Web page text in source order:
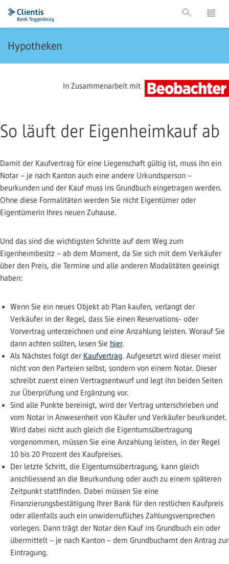
Hypotheken
In Zusammenarbeit mit
So läuft der Eigenheimkauf ab
Damit der Kaufvertrag für eine Liegenschaft gültig ist, muss ihn ein
Notar – je nach Kanton auch eine andere Urkundsperson –
beurkunden und der Kauf muss ins Grundbuch eingetragen werden.
Ohne diese Formalitäten werden Sie nicht Eigentümer oder
Eigentümerin Ihres neuen Zuhause.
Und das sind die wichtigsten Schritte auf dem Weg zum
Eigenheimbesitz – ab dem Moment, da Sie sich mit dem Verkäufer
über den Preis, die Termine und alle anderen Modalitäten geeinigt
haben:
Wenn Sie ein neues Objekt ab Plan kaufen, verlangt der
Verkäufer in der Regel, dass Sie einen Reservations- oder
Vorvertrag unterzeichnen und eine Anzahlung leisten. Worauf Sie
dann achten sollten, lesen Sie hier.
Als Nächstes folgt der Kaufvertrag. Aufgesetzt wird dieser meist
nicht von den Parteien selbst, sondern von einem Notar. Dieser
schreibt zuerst einen Vertragsentwurf und legt ihn beiden Seiten
zur Überprüfung und Ergänzung vor.
Sind alle Punkte bereinigt, wird der Vertrag unterschrieben und
vom Notar in Anwesenheit von Käufer und Verkäufer beurkundet.
Wird dabei nicht auch gleich die Eigentumsübertragung
vorgenommen, müssen Sie eine Anzahlung leisten, in der Regel
10 bis 20 Prozent des Kaufpreises.
Der letzte Schritt, die Eigentumsübertragung, kann gleich
anschliessend an die Beurkundung oder auch zu einem späteren
Zeitpunkt stattfinden. Dabei müssen Sie eine
Finanzierungsbestätigung Ihrer Bank für den restlichen Kaufpreis
oder allenfalls auch ein unwiderrufliches Zahlungsversprechen
vorlegen. Dann trägt der Notar den Kauf ins Grundbuch ein oder
übermittelt – je nach Kanton – dem Grundbuchamt den Antrag zur
Eintragung.